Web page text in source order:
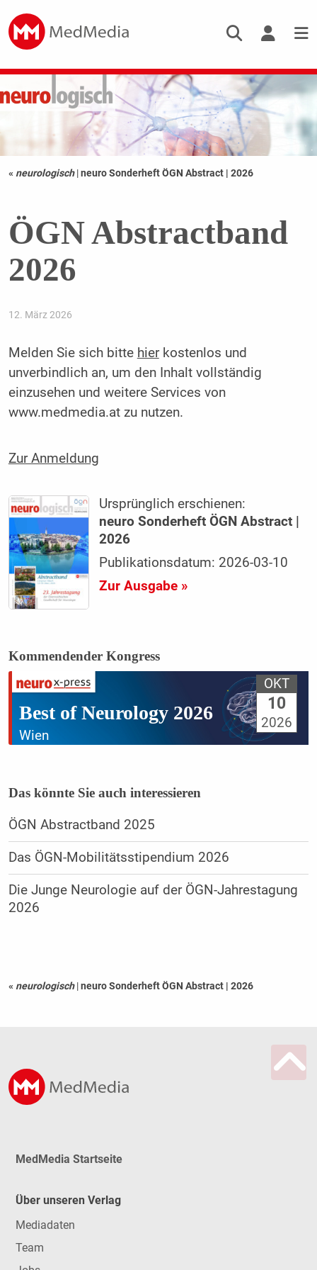
« neurologisch |neuro Sonderheft ÖGN Abstract | 2026
ÖGN Abstractband
2026
12. März 2026
Melden Sie sich bitte hierkostenlos und
unverbindlich an, um den Inhalt vollständig
einzusehen und weitere Services von
www.medmedia.at zu nutzen.
Zur Anmeldung
Ursprünglich erschienen:
neuro Sonderheft ÖGN Abstract |
2026
Publikationsdatum: 2026-03-10
Zur Ausgabe »
Kommendender Kongress
Best of Neurology 2026
Wien
OKT
10
2026
Das könnte Sie auch interessieren
ÖGN Abstractband 2025
Das ÖGN-Mobilitätsstipendium 2026
Die Junge Neurologie auf der ÖGN-Jahrestagung
2026
« neurologisch |neuro Sonderheft ÖGN Abstract | 2026
MedMedia Startseite
Über unseren Verlag
Mediadaten
Team